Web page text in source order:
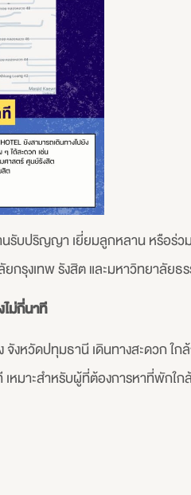
านรับปริญญา เยี่ยมลูกหลาน หรื
กรุงเทพ รังสิต และมหาวิทยาลัย
ม่กี่นาที
งหวัดปทุมธานี เดินทางสะดวก ใ
เหมาะสำหรับผู้ที่ต้องการหาที่พัก